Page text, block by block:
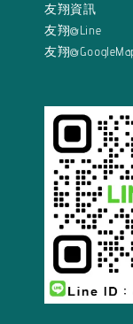
友翔資訊
友翔@Line
友翔